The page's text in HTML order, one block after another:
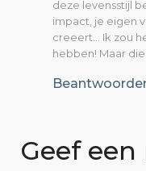
deze levensstijl
impact, je eigen
creeert… Ik zou
hebben! Maar
Geef